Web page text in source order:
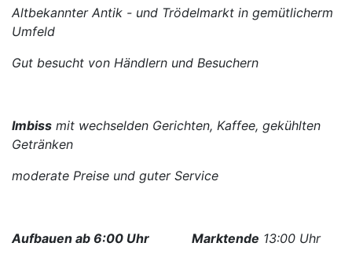
Altbekannter Antik - und Trödelmarkt in gemütlicherm
Umfeld
Gut besucht von Händlern und Besuchern
Imbiss mit wechselden Gerichten, Kaffee, gekühlten
Getränken
moderate Preise und guter Service
Aufbauen ab 6:00 Uhr Marktende 13:00 Uhr